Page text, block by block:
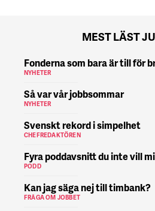
MEST LÄST
Fonderna som bara är till för
NYHETER
Så var vår jobbsommar
NYHETER
Svenskt rekord i simpelhet
CHEFREDAKTÖREN
Fyra poddavsnitt du inte vill
PODD
Kan jag säga nej till timbank?
FRÅGA OM JOBBET